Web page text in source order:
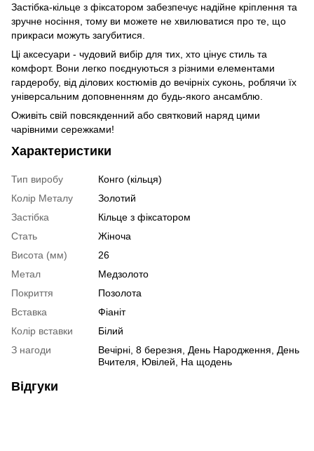
Застібка-кільце з фіксатором забезпечує надійне кріплення та
зручне носіння, тому ви можете не хвилюватися про те, що
прикраси можуть загубитися.
Ці аксесуари - чудовий вибір для тих, хто цінує стиль та
комфорт. Вони легко поєднуються з різними елементами
гардеробу, від ділових костюмів до вечірніх суконь, роблячи їх
універсальним доповненням до будь-якого ансамблю.
Оживіть свій повсякденний або святковий наряд цими
чарівними сережками!
Характеристики
Тип виробу
Конго (кільця)
Колір Металу
Золотий
Застібка
Кільце з фіксатором
Стать
Жіноча
Висота (мм)
26
Метал
Медзолото
Покриття
Позолота
Вставка
Фіаніт
Колір вставки
Білий
З нагоди
Вечірні, 8 березня, День Народження, День
Вчителя, Ювілей, На щодень
Відгуки